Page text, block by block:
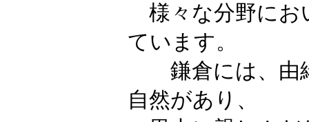
様々な分野にお
ています。
鎌倉には、由
自然があり、